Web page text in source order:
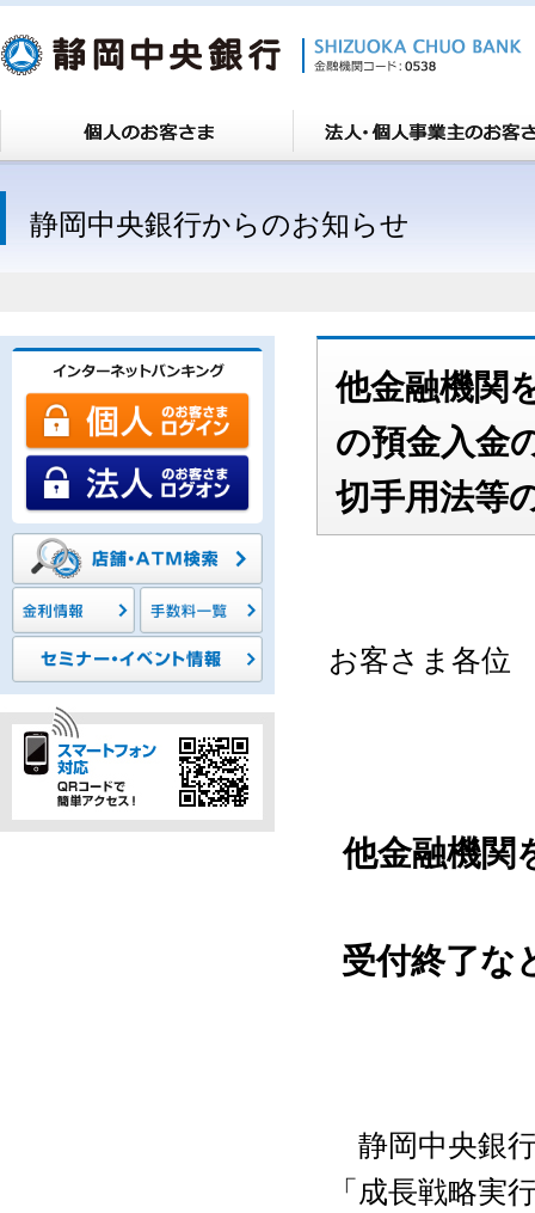
静岡中央銀行からのお知らせ
他金融機関
の預金入金
切手用法等
お客さま各位
他金融機関
受付終了な
静岡中央銀
「成長戦略実